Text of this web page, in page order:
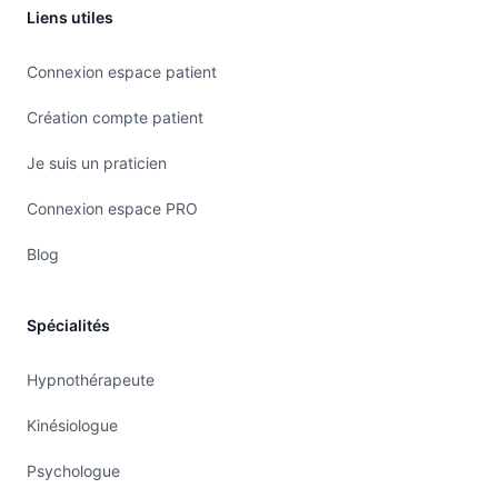
spécifiques
Techniques naturelles et complémentaires :
Dienchan, réflexologie auriculaire
auriculothérapie, soins énergétiques, hypnose
Écoute bienveillante et respect de votre rythme
Je vous accueille sur rendez-vous dans un
(94), Six-Fours-les-Plages (83) Pour plus
d’informations ou pour prendre rendez-vous,
meditrine.fr.
Liens utiles
Connexion espace patient
Création compte patient
Je suis un praticien
Connexion espace PRO
Blog
Spécialités
Hypnothérapeute
Kinésiologue
Psychologue